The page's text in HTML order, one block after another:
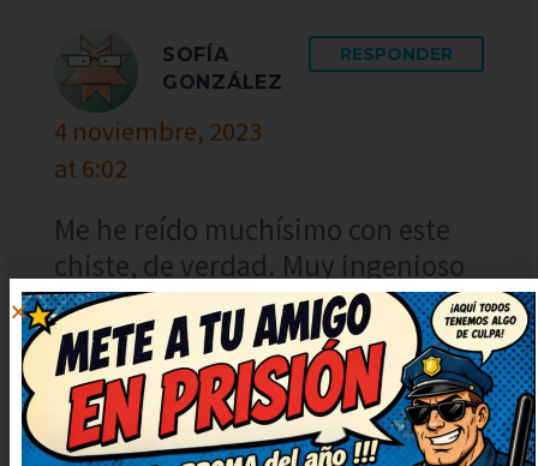
SOFÍA
GONZÁLEZ
4 noviembre, 2023
at 6:02
RESPONDER
Me he reído muchísimo con este
chiste, de verdad. Muy ingenioso
y bien escrito, ¡enhorabuena!
Seguid publicando más, que
alegran un montón.
Entretenidísimo, me hizo
desconectar un rato.